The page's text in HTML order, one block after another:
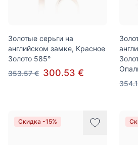
Золотые серьги на
английском замке, Красное
Золото 585°
353.57 € 300.53 €
Скидка -15%